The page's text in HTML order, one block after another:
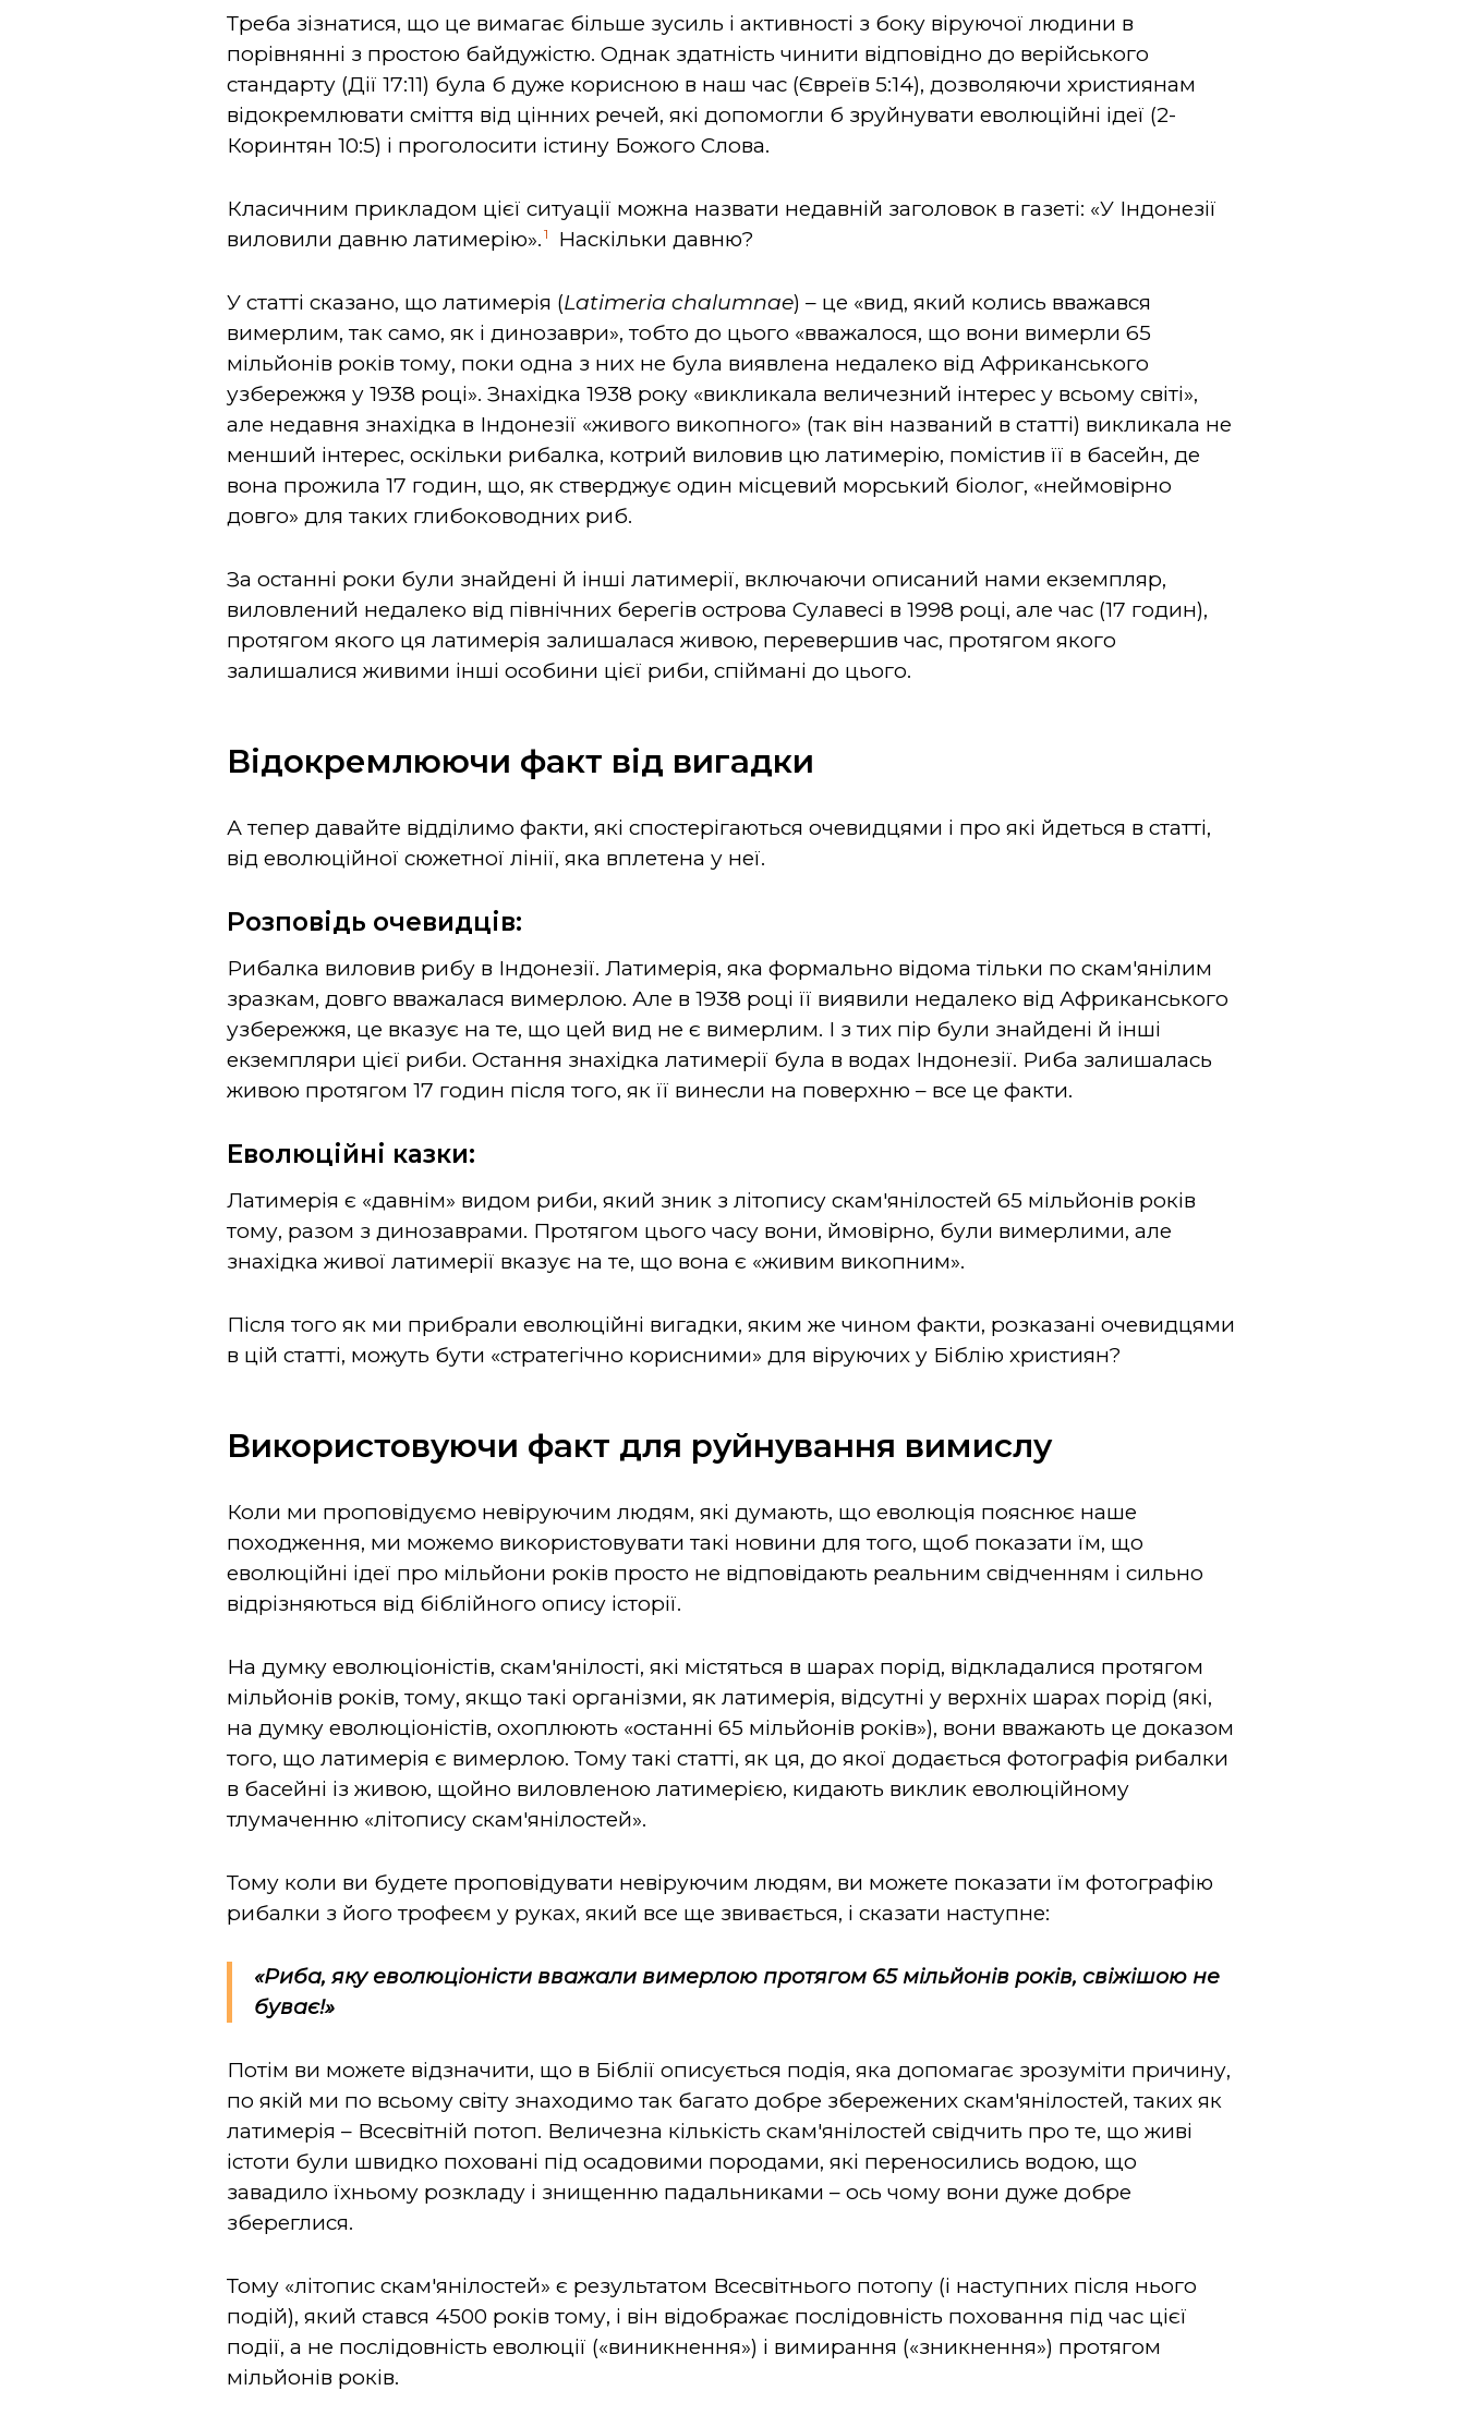
Треба зізнатися, що це вимагає більше зусиль і активності з боку віруючої людини в
порівнянні з простою байдужістю. Однак здатність чинити відповідно до верійського
стандарту (Дії 17:11) була б дуже корисною в наш час (Євреїв 5:14), дозволяючи християнам
відокремлювати сміття від цінних речей, які допомогли б зруйнувати еволюційні ідеї (2-
Коринтян 10:5) і проголосити істину Божого Слова.
Класичним прикладом цієї ситуації можна назвати недавній заголовок в газеті: «У Індонезії
виловили давню латимерію». 1 Наскільки давню?
У статті сказано, що латимерія (Latimeria chalumnae) – це «вид, який колись вважався
вимерлим, так само, як і динозаври», тобто до цього «вважалося, що вони вимерли 65
мільйонів років тому, поки одна з них не була виявлена недалеко від Африканського
узбережжя у 1938 році». Знахідка 1938 року «викликала величезний інтерес у всьому світі»,
але недавня знахідка в Індонезії «живого викопного» (так він названий в статті) викликала не
менший інтерес, оскільки рибалка, котрий виловив цю латимерію, помістив її в басейн, де
вона прожила 17 годин, що, як стверджує один місцевий морський біолог, «неймовірно
довго» для таких глибоководних риб.
За останні роки були знайдені й інші латимерії, включаючи описаний нами екземпляр,
виловлений недалеко від північних берегів острова Сулавесі в 1998 році, але час (17 годин),
протягом якого ця латимерія залишалася живою, перевершив час, протягом якого
залишалися живими інші особини цієї риби, спіймані до цього.
Відокремлюючи факт від вигадки
А тепер давайте відділимо факти, які спостерігаються очевидцями і про які йдеться в статті,
від еволюційної сюжетної лінії, яка вплетена у неї.
Розповідь очевидців:
Рибалка виловив рибу в Індонезії. Латимерія, яка формально відома тільки по скам'янілим
зразкам, довго вважалася вимерлою. Але в 1938 році її виявили недалеко від Африканського
узбережжя, це вказує на те, що цей вид не є вимерлим. І з тих пір були знайдені й інші
екземпляри цієї риби. Остання знахідка латимерії була в водах Індонезії. Риба залишалась
живою протягом 17 годин після того, як її винесли на поверхню – все це факти.
Еволюційні казки:
Латимерія є «давнім» видом риби, який зник з літопису скам'янілостей 65 мільйонів років
тому, разом з динозаврами. Протягом цього часу вони, ймовірно, були вимерлими, але
знахідка живої латимерії вказує на те, що вона є «живим викопним».
Після того як ми прибрали еволюційні вигадки, яким же чином факти, розказані очевидцями
в цій статті, можуть бути «стратегічно корисними» для віруючих у Біблію християн?
Використовуючи факт для руйнування вимислу
Коли ми проповідуємо невіруючим людям, які думають, що еволюція пояснює наше
походження, ми можемо використовувати такі новини для того, щоб показати їм, що
еволюційні ідеї про мільйони років просто не відповідають реальним свідченням і сильно
відрізняються від біблійного опису історії.
На думку еволюціоністів, скам'янілості, які містяться в шарах порід, відкладалися протягом
мільйонів років, тому, якщо такі організми, як латимерія, відсутні у верхніх шарах порід (які,
на думку еволюціоністів, охоплюють «останні 65 мільйонів років»), вони вважають це доказом
того, що латимерія є вимерлою. Тому такі статті, як ця, до якої додається фотографія рибалки
в басейні із живою, щойно виловленою латимерією, кидають виклик еволюційному
тлумаченню «літопису скам'янілостей».
Тому коли ви будете проповідувати невіруючим людям, ви можете показати їм фотографію
рибалки з його трофеєм у руках, який все ще звивається, і сказати наступне:
«Риба, яку еволюціоністи вважали вимерлою протягом 65 мільйонів років, свіжішою не
буває!»
Потім ви можете відзначити, що в Біблії описується подія, яка допомагає зрозуміти причину,
по якій ми по всьому світу знаходимо так багато добре збережених скам'янілостей, таких як
латимерія – Всесвітній потоп. Величезна кількість скам'янілостей свідчить про те, що живі
істоти були швидко поховані під осадовими породами, які переносились водою, що
завадило їхньому розкладу і знищенню падальниками – ось чому вони дуже добре
збереглися.
Тому «літопис скам'янілостей» є результатом Всесвітнього потопу (і наступних після нього
подій), який стався 4500 років тому, і він відображає послідовність поховання під час цієї
події, а не послідовність еволюції («виникнення») і вимирання («зникнення») протягом
мільйонів років.